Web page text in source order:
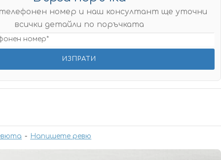
- Напишете ревю
номер и наш консултант ще уточни
всички детайли по поръчката